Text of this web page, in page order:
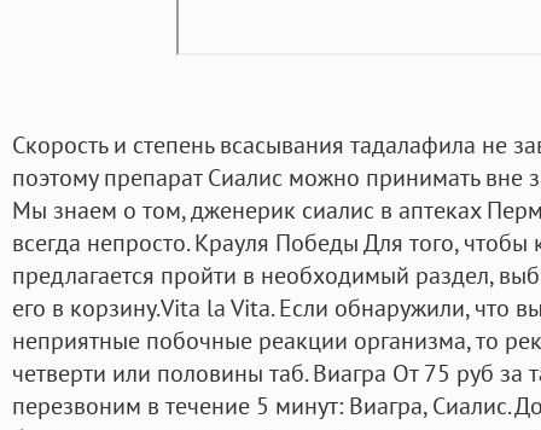
Скорость и степень всасывания тадалафила не
поэтому препарат Сиалис можно принимать вне
Мы знаем о том, дженерик сиалис в аптеках
всегда непросто. Крауля Победы Для того, чтобы
предлагается пройти в необходимый раздел,
его в корзину.Vita la Vita. Если обнаружили, что
неприятные побочные реакции организма, то
четверти или половины таб. Виагра От 75 руб
перезвоним в течение 5 минут: Виагра, Сиалис.